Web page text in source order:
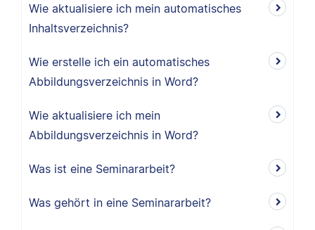
Wie aktualisiere ich mein automatisches
Inhaltsverzeichnis?
Wie erstelle ich ein automatisches
Abbildungsverzeichnis in Word?
Wie aktualisiere ich mein
Abbildungsverzeichnis in Word?
Was ist eine Seminararbeit?
Was gehört in eine Seminararbeit?